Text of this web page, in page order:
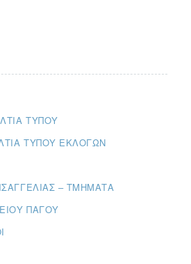
ΤΎΠΟΥ
ΤΎΠΟΥ ΕΚΛΟΓΏΝ
– ΤΜΉΜΑΤΑ
ΠΆΓΟΥ